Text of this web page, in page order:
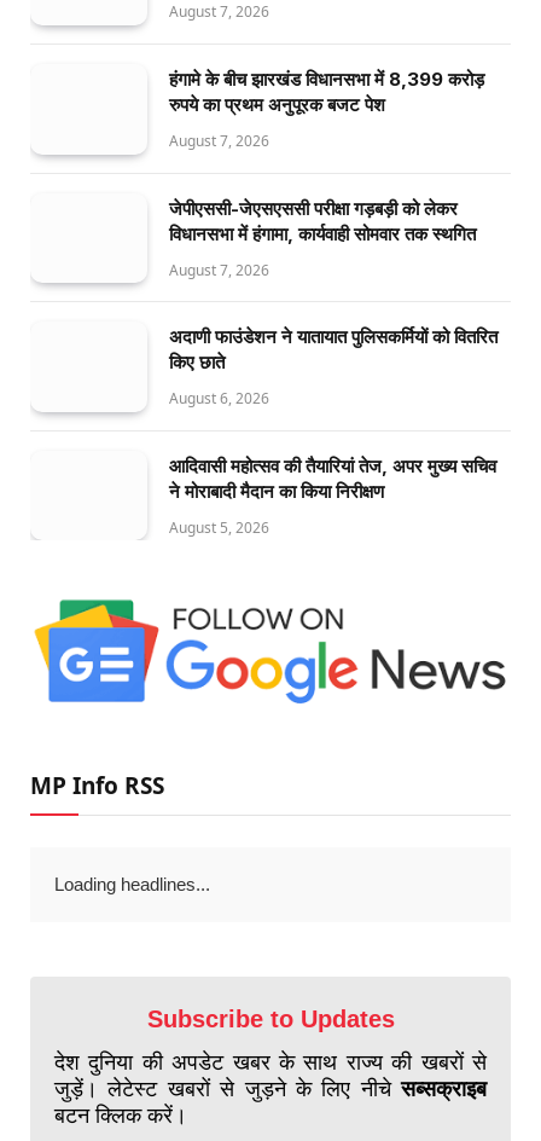
August 7, 2026
हंगामे के बीच झारखंड विधानसभा में 8,399 करोड़
रुपये का प्रथम अनुपूरक बजट पेश
August 7, 2026
जेपीएससी-जेएसएससी परीक्षा गड़बड़ी को लेकर
विधानसभा में हंगामा, कार्यवाही सोमवार तक स्थगित
August 7, 2026
अदाणी फाउंडेशन ने यातायात पुलिसकर्मियों को वितरित
किए छाते
August 6, 2026
आदिवासी महोत्सव की तैयारियां तेज, अपर मुख्य सचिव
ने मोराबादी मैदान का किया निरीक्षण
August 5, 2026
MP Info RSS
Loading headlines...
Subscribe to Updates
देश दुनिया की अपडेट खबर के साथ राज्य की खबरों से
जुड़ें। लेटेस्ट खबरों से जुड़ने के लिए नीचेसब्सक्राइब
बटन क्लिक करें।